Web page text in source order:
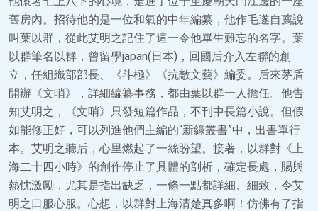
舊房內。招待他的是一位和氣的中年編纂，他作毛遂自薦說
叫葉以群，從此艾明之記住了這一令他畢生難忘的名字。葉
以群筆名以群，曾留學japan(日本)，回國后介入左聯的創
立，任組織部部長、《斗極》《抗敵文藝》編委。后來茅盾
開辦《文哨》，詳細編纂事務，都由葉以群一人擔任。他告
知艾明之，《文哨》只發短篇作品，不刊中長篇小說。但假
如能修正好，可以列進他們主編的“新綠叢書”中，出書單行
本。艾明之聽后，心里燃起了一絲盼望。接著，以群對《上
海二十四小時》的創作停止了具體的剖析，確定長處，賜與
熱忱激勵，尤其是指出缺乏，一條一點都詳細、細致，令艾
明之口服心服。心想，以群對上海清楚真多啊！仿佛有了指